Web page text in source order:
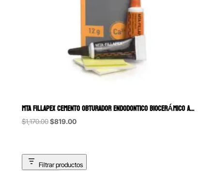
MTA FILLAPEX CEMENTO OBTURADOR ENDODONTICO BIOCERÁMICO ANGELUS
$1,170.00Original
$1,170.00.
$819.00Current
$819.00.
Filtrar productos